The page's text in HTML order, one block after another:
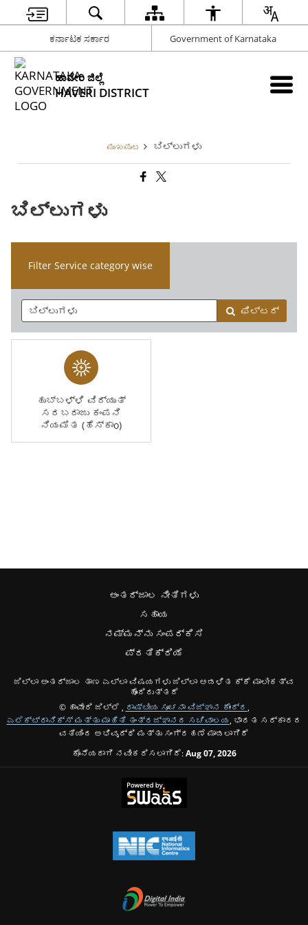
ಕರ್ನಾಟಕ ಸರ್ಕಾರ Government of Karnataka
ಹಾವೇರಿ ಜಿಲ್ಲೆ
HAVERI DISTRICT
ಮುಖಪುಟ ಬಿಲ್ಲುಗಳು
ಬಿಲ್ಲುಗಳು
Filter Service category wise
ಫಿಲ್ಟರ್
ಹುಬ್ಬಳ್ಳಿ ವಿದ್ಯುತ್
ಸರಬರಾಜು ಕಂಪನಿ
ನಿಯಮಿತ (ಹೆಸ್ಕಾo)
ಅಂತರ್ಜಾಲ ನೀತಿಗಳು
ಸಹಾಯ
ನಮ್ಮನ್ನು ಸಂಪರ್ಕಿಸಿ
ಪ್ರತಿಕ್ರಿಯೆ
ಜಿಲ್ಲಾ ಅಂತರ್ಜಾಲ ತಾಣ ಎಲ್ಲಾ ವಿಷಯಗಳು ಜಿಲ್ಲಾ ಆಡಳಿತ ಕ್ಕೆ ಮಾಲೀಕತ್ವ
ಹೊಂದಿರುತ್ತದೆ
© ಹಾವೇರಿ ಜಿಲ್ಲೆ ,
ರಾಷ್ಟೀಯ ಸೂಚನಾ ವಿಜ್ಞಾನ ಕೇಂದ್ರ
ಎಲೆಕ್ಟ್ರಾನಿಕ್ಸ್ ಮತ್ತು ಮಾಹಿತಿ ತಂತ್ರಜ್ಞಾನದ ಸಚಿವಾಲಯ , ಭಾರತ ಸರ್ಕಾರದ
ವತಿಯಿಂದ ಅಭಿವೃದ್ಧಿ ಮತ್ತು ಸಂಗ್ರಹಣೆ ಮಾಡಲಾಗಿದೆ
ಕೊನೆಯದಾಗಿ ನವೀಕರಿಸಲಾಗಿದೆ:Aug 07, 2026